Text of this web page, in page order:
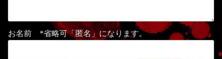
お名前 *省略可「匿名」になります。